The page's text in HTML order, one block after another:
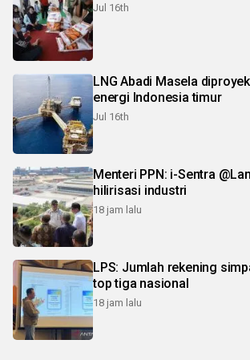
Jul 16th
LNG Abadi Masela
energi Indonesia timur
Jul 16th
Menteri PPN: i-Sentra
hilirisasi industri
18 jam lalu
LPS: Jumlah rekening
top tiga nasional
18 jam lalu